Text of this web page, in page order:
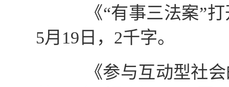
《“有事三法案”打
5月 19 日， 2千字。
《参与互动型社会